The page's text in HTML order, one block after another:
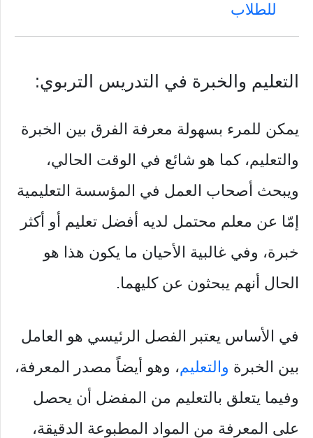
للطلاب
التعليم والخبرة في التدريس التربوي:
يمكن للمرء بسهولة معرفة الفرق بين الخبرة
والتعليم، كما هو شائع في الوقت الحالي،
ويبحث أصحاب العمل في المؤسسة التعليمية
إمّا عن معلم محتمل لديه أفضل تعليم أو أكثر
خبرة، وفي غالبية الأحيان ما يكون هذا هو
الحال أنهم يبحثون عن كليهما.
في الأساس يعتبر الفصل الرئيسي هو العامل
بين الخبرة والتعليم، وهو أيضاً مصدر المعرفة،
وفيما يتعلق بالتعليم من المفضل أن يحصل
على المعرفة من المواد المطبوعة الدقيقة،